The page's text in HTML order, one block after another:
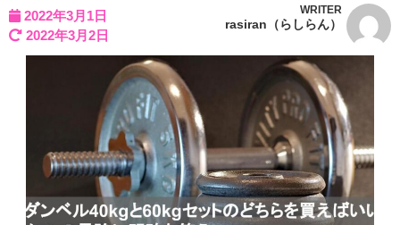
2022年3月1日
2022年3月2日
WRITER
rasiran（らしらん）